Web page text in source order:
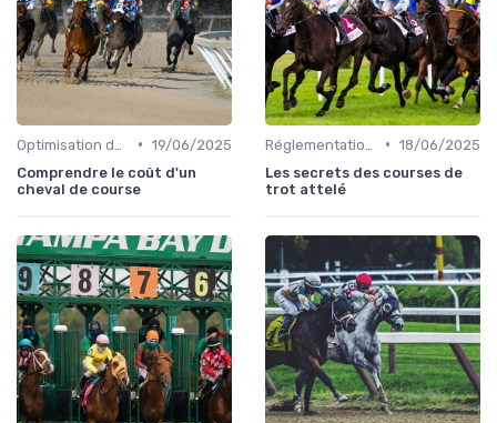
• 19/06/2025
Comprendre le coût d'un
cheval de course
• 18/06/2025
Les secrets des courses de
trot attelé